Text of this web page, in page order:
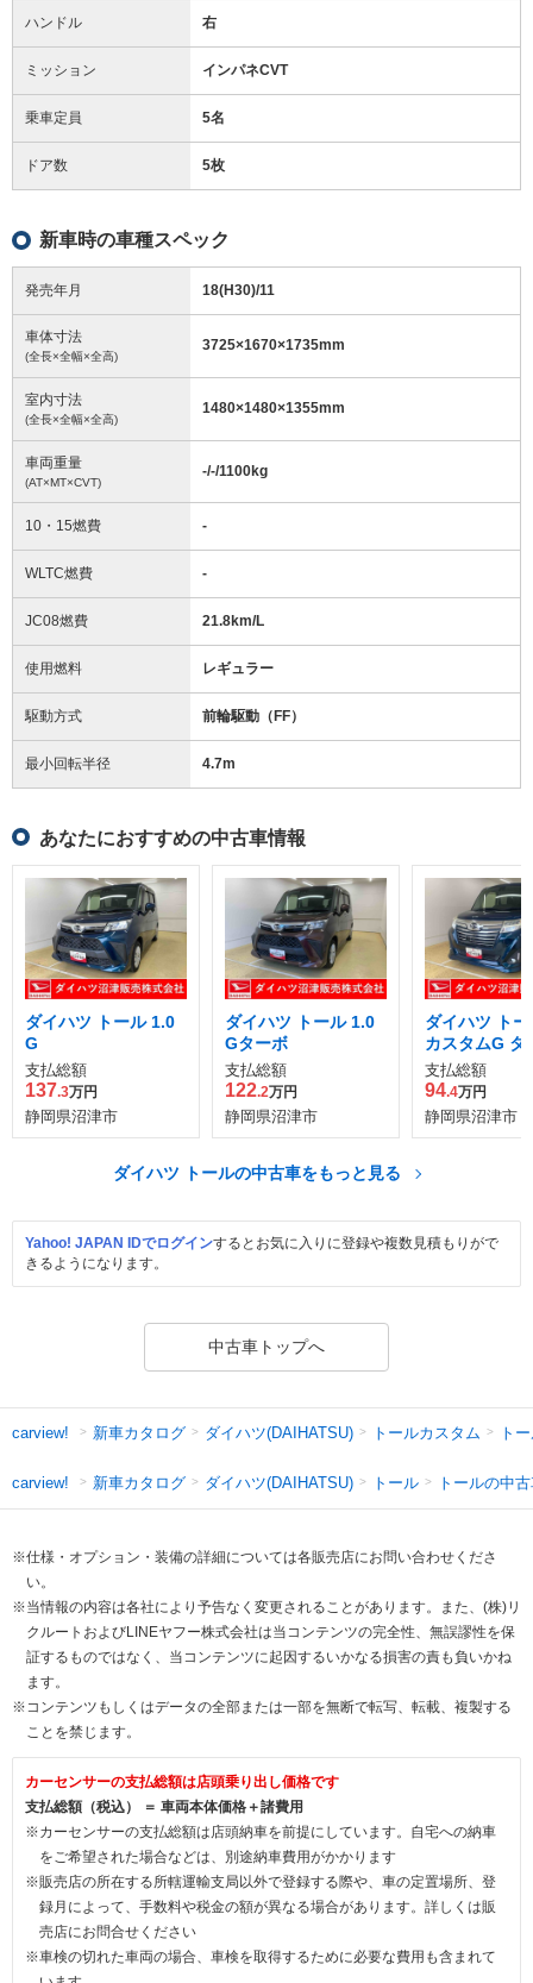
ハンドル 右
ミッション インパネCVT
乗車定員 5名
ドア数 5枚
新車時の車種スペック
発売年月 18(H30)/11
車体寸法
(全長×全幅×全高)
3725×1670×1735mm
室内寸法
(全長×全幅×全高)
1480×1480×1355mm
車両重量
(AT×MT×CVT)
-/-/1100kg
10・15燃費 -
WLTC燃費 -
JC08燃費 21.8km/L
使用燃料 レギュラー
駆動方式 前輪駆動（FF）
最小回転半径 4.7m
あなたにおすすめの中古車情報
ダイハツ トール 1.0
G
支払総額
137.3万円
静岡県沼津市
ダイハツ トール 1.0
Gターボ
支払総額
122.2万円
静岡県沼津市
ダイハツ ト
カスタムG タ
II
支払総額
94.4万円
静岡県沼津市
ダイハツ トールの中古車をもっと見る
Yahoo! JAPAN IDでログインするとお気に入りに登録や複数見積もりがで
きるようになります。
中古車トップへ
carview! 新車カタログ ダイハツ(DAIHATSU) トールカスタム ト
carview! 新車カタログ ダイハツ(DAIHATSU) トール トールの中
※仕様・オプション・装備の詳細については各販売店にお問い合わせくださ
い。
※当情報の内容は各社により予告なく変更されることがあります。また、(株)リ
クルートおよびLINEヤフー株式会社は当コンテンツの完全性、無誤謬性を保
証するものではなく、当コンテンツに起因するいかなる損害の責も負いかね
ます。
※コンテンツもしくはデータの全部または一部を無断で転写、転載、複製する
ことを禁じます。
カーセンサーの支払総額は店頭乗り出し価格です
支払総額（税込） ＝ 車両本体価格＋諸費用
※カーセンサーの支払総額は店頭納車を前提にしています。自宅への納車
をご希望された場合などは、別途納車費用がかかります
※販売店の所在する所轄運輸支局以外で登録する際や、車の定置場所、登
録月によって、手数料や税金の額が異なる場合があります。詳しくは販
売店にお問合せください
※車検の切れた車両の場合、車検を取得するために必要な費用も含まれて